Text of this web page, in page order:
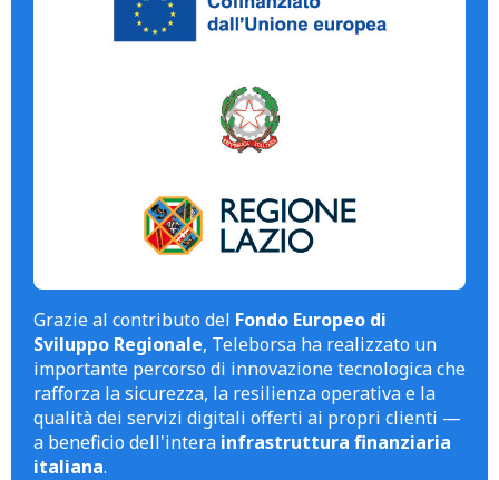
Grazie al contributo del Fondo Europeo di
Sviluppo Regionale, Teleborsa ha realizzato un
importante percorso di innovazione tecnologica che
rafforza la sicurezza, la resilienza operativa e la
qualità dei servizi digitali offerti ai propri clienti —
a beneficio dell'intera infrastruttura finanziaria
italiana.